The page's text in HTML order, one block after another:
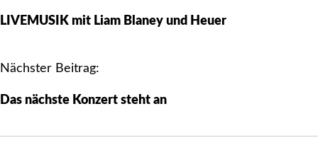
i
r
g
LIVEMUSIK mit Liam Blaney und Heuer
Nächster Beitrag:
Das nächste Konzert steht an